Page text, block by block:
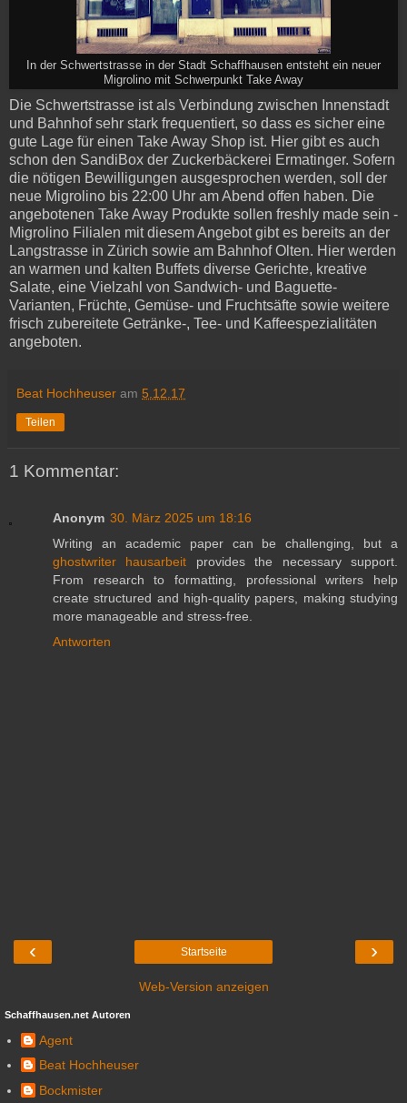
In der Schwertstrasse in der Stadt Schaffhausen entsteht ein neuer
Migrolino mit Schwerpunkt Take Away
Die Schwertstrasse ist als Verbindung zwischen Innenstadt
und Bahnhof sehr stark frequentiert, so dass es sicher eine
gute Lage für einen Take Away Shop ist. Hier gibt es auch
schon den SandiBox der Zuckerbäckerei Ermatinger. Sofern
die nötigen Bewilligungen ausgesprochen werden, soll der
neue Migrolino bis 22:00 Uhr am Abend offen haben. Die
angebotenen Take Away Produkte sollen freshly made sein -
Migrolino Filialen mit diesem Angebot gibt es bereits an der
Langstrasse in Zürich sowie am Bahnhof Olten. Hier werden
an warmen und kalten Buffets diverse Gerichte, kreative
Salate, eine Vielzahl von Sandwich- und Baguette-
Varianten, Früchte, Gemüse- und Fruchtsäfte sowie weitere
frisch zubereitete Getränke-, Tee- und Kaffeespezialitäten
angeboten.
Beat Hochheuser am 5.12.17
Teilen
1 Kommentar:
Anonym 30. März 2025 um 18:16
Writing an academic paper can be challenging, but a
ghostwriter hausarbeit provides the necessary support.
From research to formatting, professional writers help
create structured and high-quality papers, making studying
more manageable and stress-free.
Antworten
‹ ›
Startseite
Web-Version anzeigen
Schaffhausen.net Autoren
Agent
Beat Hochheuser
Bockmister